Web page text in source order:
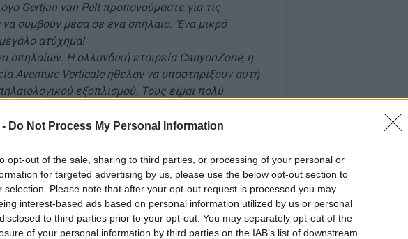
Do Not Process My Personal Information
opt-out of the sale, sharing to third parties, or processing of your personal or
for targeted advertising by us, please use the below opt-out section to
selection. Please note that after your opt-out request is processed you may
interest-based ads based on personal information utilized by us or personal
to third parties prior to your opt-out. You may separately opt-out of the
of your personal information by third parties on the IAB’s list of downstream
Gertjan van Pelt προπονούμαστε για τις
συμβούν μέσα σε ένα σπήλαιο. ‘Ενα μικρό
ατύχημα!
σπηλαίων. Η ολλανδική εταιρεία CanyonZone, η
Aventure Verticale ήθελαν να υποστηρίξουν αυτή
εξοπλισμού. Τους είμαι πολύ
Ελπίζω ότι περισσότερες εταιρείες όπως
ενοικίασης αυτοκινήτων θα ήθελαν να
η οποία θα πραγματοποιηθεί το καλοκαίρι
στο πιο χαμηλό μέρος στο σπήλαιο